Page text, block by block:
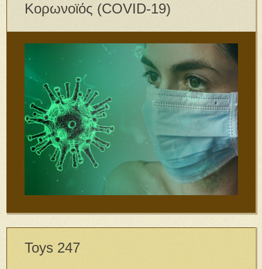
Κορωνοϊός (COVID-19)
Toys 247